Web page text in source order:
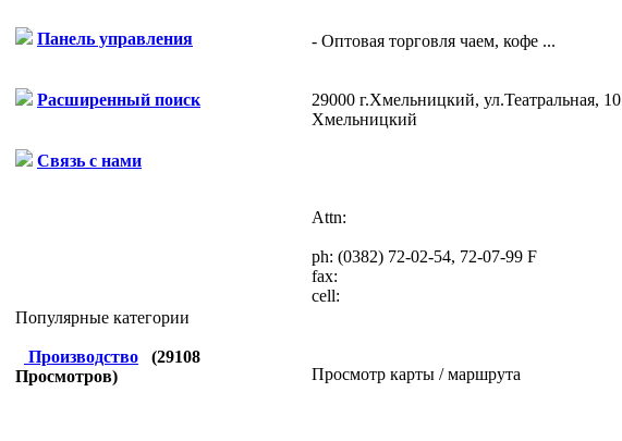
Панель управления
Расширенный поиск
Связь с нами
Популярные категории
Производство (29108
Просмотров)
- Оптовая торговля чаем, кофе ...
29000 г.Хмельницкий, ул.Театральная, 10
Хмельницкий
Attn:
ph: (0382) 72-02-54, 72-07-99 F
fax:
cell:
Просмотр карты / маршрута